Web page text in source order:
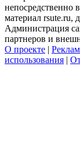
непосредственно
материал rsute.ru,
Администрация
партнеров и
О проекте |
использования |